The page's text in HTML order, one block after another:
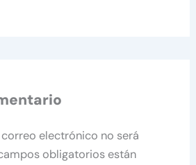
electrónico no será
obligatorios están